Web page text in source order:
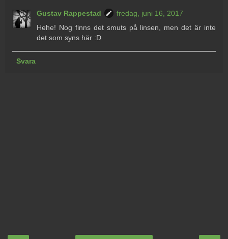
Gustav Rappestad
fredag, juni 16, 2017
Hehe! Nog finns det smuts på linsen, men det är inte
det som syns här :D
Svara